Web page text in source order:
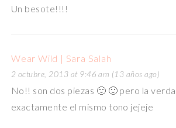
Un besote!!!!
Wear Wild | Sara Salah
2 octubre, 2013 at 9:46 am (13 años ago)
No!! son dos piezas 🙂 🙂 pero la
exactamente el mismo tono jejeje